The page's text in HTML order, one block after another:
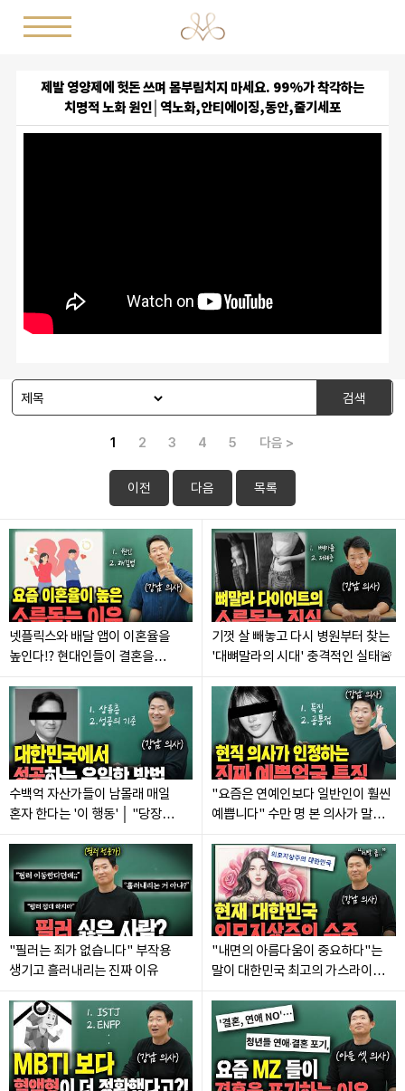
제발 영양제에 헛돈 쓰며 몸부림치지 마세요. 99%가 착각하는
치명적 노화 원인│역노화,안티에이징,동안,줄기세포
검색
1 2 3 4 5 다음 >
이전 다음 목록
넷플릭스와 배달 앱이 이혼율을
높인다⁉️ 현대인들이 결혼을
기껏 살 빼놓고 다시 병원부터 찾는
'대뼈말라의 시대' 충격적인 실태🚨
수백억 자산가들이 남몰래 매일
혼자 한다는 '이 행동' │ "당장
"요즘은 연예인보다 일반인이 훨씬
예쁩니다" 수만 명 본 의사가 말하는
"필러는 죄가 없습니다" 부작용
생기고 흘러내리는 진짜 이유
"내면의 아름다움이 중요하다"는
말이 대한민국 최고의 가스라이팅인